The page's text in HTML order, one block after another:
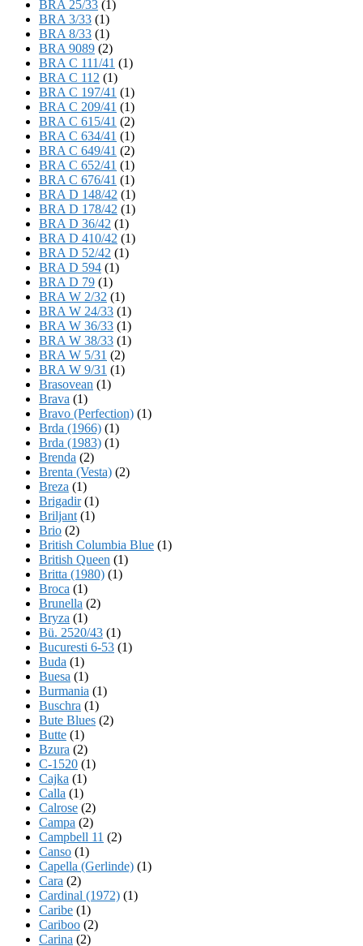
BRA 25/33 (1)
BRA 3/33 (1)
BRA 8/33 (1)
BRA 9089 (2)
BRA C 111/41 (1)
BRA C 112 (1)
BRA C 197/41 (1)
BRA C 209/41 (1)
BRA C 615/41 (2)
BRA C 634/41 (1)
BRA C 649/41 (2)
BRA C 652/41 (1)
BRA C 676/41 (1)
BRA D 148/42 (1)
BRA D 178/42 (1)
BRA D 36/42 (1)
BRA D 410/42 (1)
BRA D 52/42 (1)
BRA D 594 (1)
BRA D 79 (1)
BRA W 2/32 (1)
BRA W 24/33 (1)
BRA W 36/33 (1)
BRA W 38/33 (1)
BRA W 5/31 (2)
BRA W 9/31 (1)
Brasovean (1)
Brava (1)
Bravo (Perfection) (1)
Brda (1966) (1)
Brda (1983) (1)
Brenda (2)
Brenta (Vesta) (2)
Breza (1)
Brigadir(1)
Briljant (1)
Brio (2)
British Columbia Blue (1)
British Queen (1)
Britta (1980) (1)
Broca (1)
Brunella (2)
Bryza (1)
Bü. 2520/43 (1)
Bucuresti 6-53 (1)
Buda (1)
Buesa (1)
Burmania (1)
Buschra (1)
Bute Blues (2)
Butte (1)
Bzura (2)
C-1520 (1)
Cajka (1)
Calla (1)
Calrose (2)
Campa (2)
Campbell 11 (2)
Canso (1)
Capella (Gerlinde) (1)
Cara (2)
Cardinal (1972) (1)
Caribe (1)
Cariboo (2)
Carina (2)